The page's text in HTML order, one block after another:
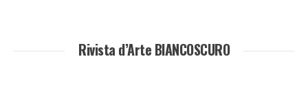
Rivista d’Arte BIANCOSCURO